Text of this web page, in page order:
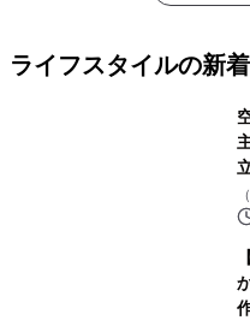
ライフスタイルの新着